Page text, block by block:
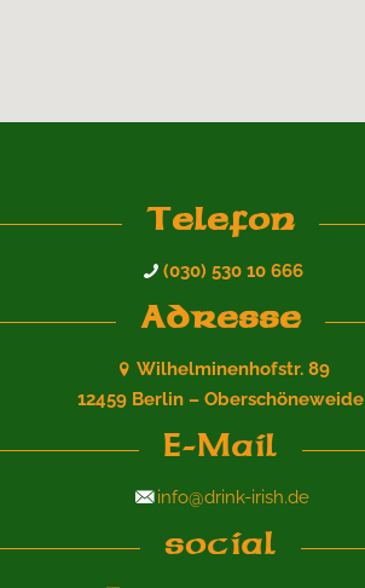
Telefon
(030) 530 10 666
Adresse
Wilhelminenhofstr. 89
12459 Berlin – Oberschöneweide
E-Mail
info@drink-irish.de
social